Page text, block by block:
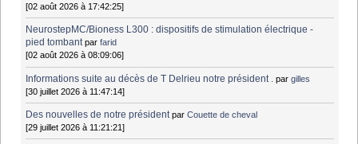
[02 août 2026 à 17:42:25]
NeurostepMC/Bioness L300 : dispositifs de stimulation électrique -
pied tombant parfarid
[02 août 2026 à 08:09:06]
Informations suite au décès de T Delrieu notre président . pargilles
[30 juillet 2026 à 11:47:14]
Des nouvelles de notre président parCouette de cheval
[29 juillet 2026 à 11:21:21]